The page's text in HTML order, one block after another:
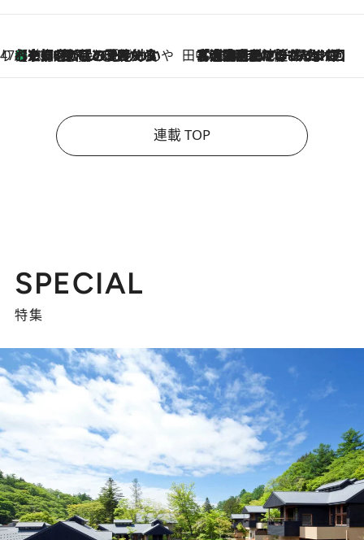
47都道府県の手みやげ ひんやりスイーツで夏を満喫
2026.8.7
【京都府】この夏絶対食べたい 冷やしておいしいおやつ3選 ひと口目から心を掴む新緑のテリーヌ 田中稲の勝手に再ブーム
2026.8.7
「湘南乃風に憧れて」観客大盛上がりの“タオル回し”に、ラッパー顔負けの高速歌唱まで…さだまさし（74）のアグレッシブすぎる現在地
連載 TOP
SPECIAL
特集